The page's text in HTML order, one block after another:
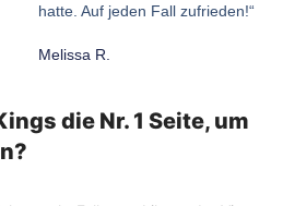
hatte. Auf jeden Fall zufrieden!“
Melissa R.
die Nr. 1 Seite, um